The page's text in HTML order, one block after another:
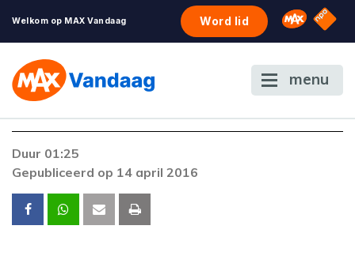
Welkom op MAX Vandaag Word lid Omroep
NPO
menu
Duur 01:25
Gepubliceerd op 14 april 2016